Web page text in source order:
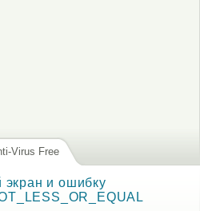
Virus Free
экран и ошибку